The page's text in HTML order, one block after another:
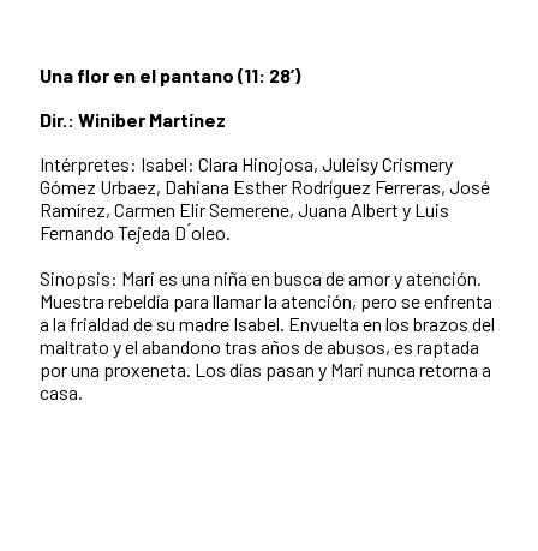
Una flor en el pantano (11: 28’)
Dir.: Winiber Martínez
Intérpretes: Isabel: Clara Hinojosa, Juleisy Crismery
Gómez Urbaez, Dahiana Esther Rodríguez Ferreras, José
Ramírez, Carmen Elir Semerene, Juana Albert y Luis
Fernando Tejeda D ́oleo.
Sinopsis: Mari es una niña en busca de amor y atención.
Muestra rebeldía para llamar la atención, pero se enfrenta
a la frialdad de su madre Isabel. Envuelta en los brazos del
maltrato y el abandono tras años de abusos, es raptada
por una proxeneta. Los días pasan y Mari nunca retorna a
casa.